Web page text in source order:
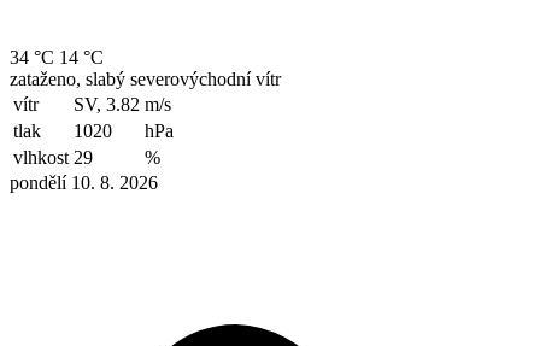
34 °C 14 °C
zataženo, slabý severovýchodní vítr
vítr
SV, 3.82 m/s
tlak
1020
hPa
vlhkost 29
%
pondělí 10. 8. 2026